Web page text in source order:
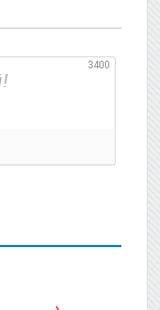
3400